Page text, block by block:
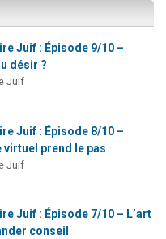
Juif : Épisode 9/10 –
désir ?
Juif
Juif : Épisode 8/10 –
virtuel prend le pas
Juif
Juif : Épisode 7/10 – L’art
conseil